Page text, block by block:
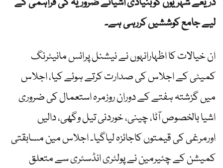
لیے جامع کوششیں کررہی ہے۔
ان خیالات کا اظہارانہوں نے نیشنل پرائس مانیٹرنگ
کمیٹی کے اجلاس کی صدارت کرتے ہوئے کیا، اجلاس
میں گزشتہ ہفتے کے دوران روزمرہ استعمال کی ضروری
اشیا بالخصوص آٹا، چینی، خوردنی تیل وگھی، دالیں
اورمرغی کی قیمتوں کاجائزہ لیاگیا۔ اجلاس مین مسابقتی
کمیشن کے چئیرمین نے پولٹری انڈسٹری سے متعلق